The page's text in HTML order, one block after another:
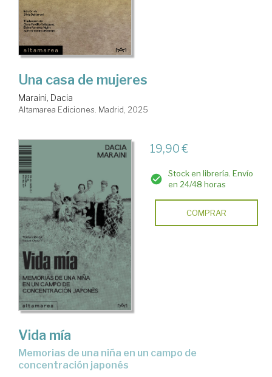
Una casa de mujeres
Maraini, Dacia
Altamarea Ediciones. Madrid, 2025
19,90 €
Stock en librería. Envío
en 24/48 horas
COMPRAR
Vida mía
Memorias de una niña en un campo de
concentración japonés